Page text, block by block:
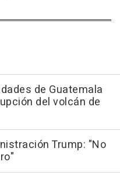
de Guatemala
del volcán de
Trump: "No